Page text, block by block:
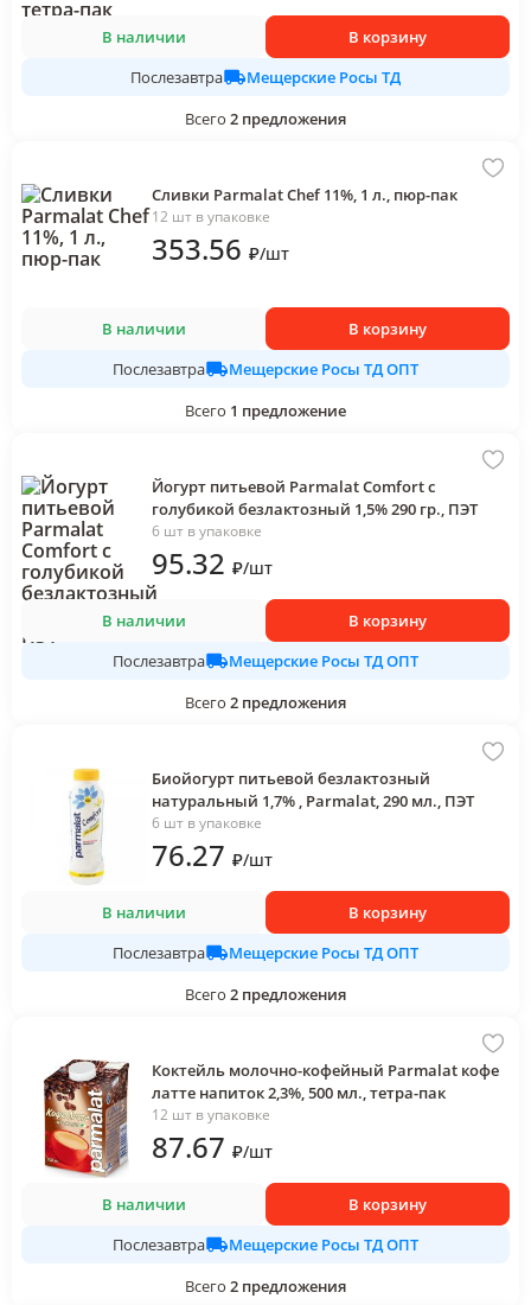
В наличии
В корзину
Послезавтра
Мещерские Росы ТД
Всего 2 предложения
Сливки Parmalat Chef 11%, 1 л., пюр-пак
12 шт в упаковке
353.56 ₽/шт
В наличии
В корзину
Послезавтра
Мещерские Росы ТД ОПТ
Всего 1 предложение
Йогурт питьевой Parmalat Comfort с
голубикой безлактозный 1,5% 290 гр., ПЭТ
6 шт в упаковке
95.32 ₽/шт
В наличии
В корзину
Послезавтра
Мещерские Росы ТД ОПТ
Всего 2 предложения
Биойогурт питьевой безлактозный
натуральный 1,7% , Parmalat, 290 мл., ПЭТ
6 шт в упаковке
76.27 ₽/шт
В наличии
В корзину
Послезавтра
Мещерские Росы ТД ОПТ
Всего 2 предложения
Коктейль молочно-кофейный Parmalat кофе
латте напиток 2,3%, 500 мл., тетра-пак
12 шт в упаковке
87.67 ₽/шт
В наличии
В корзину
Послезавтра
Мещерские Росы ТД ОПТ
Всего 2 предложения